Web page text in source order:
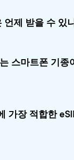
언제 받을 수 있
스마트폰 기종
가장 적합한